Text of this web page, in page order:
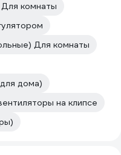
комнаты
Для комнаты
дома)
на клипсе